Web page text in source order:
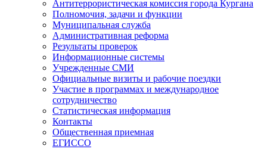
Антитеррористическая комиссия города Кургана
Полномочия, задачи и функции
Муниципальная служба
Административная реформа
Результаты проверок
Информационные системы
Учрежденные СМИ
Официальные визиты и рабочие поездки
Участие в программах и международное
сотрудничество
Статистическая информация
Контакты
Общественная приемная
ЕГИССО